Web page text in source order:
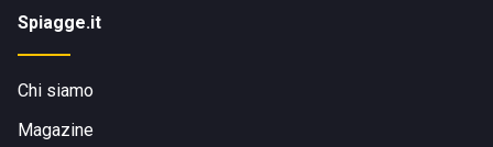
Spiagge.it
Chi siamo
Magazine